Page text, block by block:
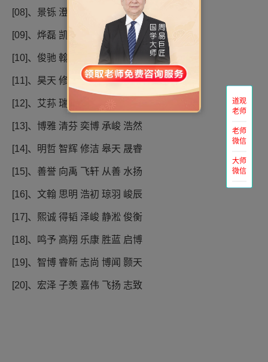
[08]、景铄 澄泓 灵犀 辰星 诚贞
[09]、烨磊 凯瑞 博文 钰轩 晨曦
[10]、俊驰 翰飞 文澜 如山 拂心
[11]、昊天 修远 芳蕤 俊誉 望舒
[12]、艾荪 瑞霖 思得 星阑 雨泽
[13]、博雅 清芬 奕博 承峻 浩然
[14]、明哲 智辉 修洁 皋天 晟睿
[15]、善誉 向禹 飞轩 从善 水扬
[16]、文翰 思明 浩初 琼羽 峻辰
[17]、熙诚 得韬 泽峻 静淞 俊衡
[18]、鸣予 高翔 乐康 胜蓝 启博
[19]、智博 睿新 志尚 博闻 颢天
[20]、宏泽 子羡 嘉伟 飞扬 志致
道观
老师
老师
微信
大师
微信